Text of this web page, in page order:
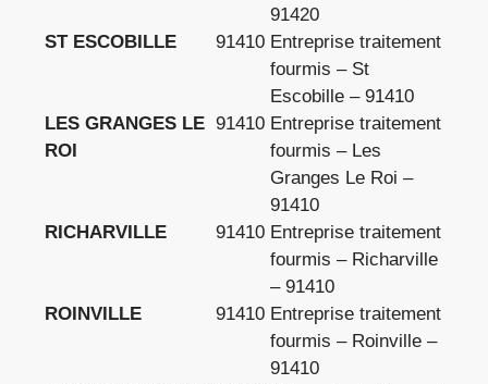
91420
ST ESCOBILLE
91410 Entreprise traitement
fourmis – St
Escobille – 91410
LES GRANGES LE
ROI
91410 Entreprise traitement
fourmis – Les
Granges Le Roi –
91410
RICHARVILLE
91410 Entreprise traitement
fourmis – Richarville
– 91410
ROINVILLE
91410 Entreprise traitement
fourmis – Roinville –
91410